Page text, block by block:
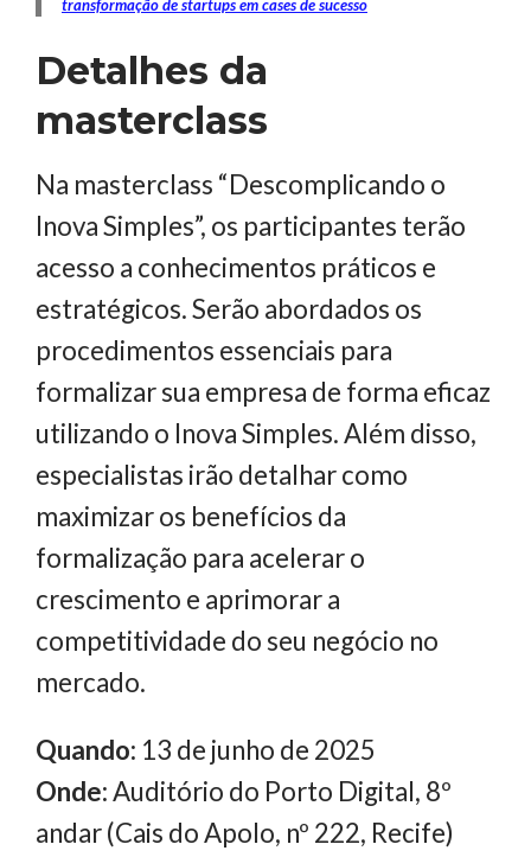
transformação de startups em cases de sucesso
Detalhes da
masterclass
Na masterclass “Descomplicando o
Inova Simples”, os participantes terão
acesso a conhecimentos práticos e
estratégicos. Serão abordados os
procedimentos essenciais para
formalizar sua empresa de forma eficaz
utilizando o Inova Simples. Além disso,
especialistas irão detalhar como
maximizar os benefícios da
formalização para acelerar o
crescimento e aprimorar a
competitividade do seu negócio no
mercado.
Quando: 13 de junho de 2025
Onde:Auditório do Porto Digital, 8º
andar (Cais do Apolo, nº 222, Recife)